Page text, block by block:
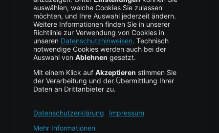
Business Hosting
Cloud Storage
Cloud Anbieter
Leitfaden & Übersicht